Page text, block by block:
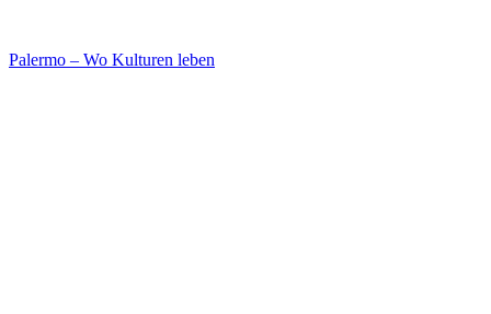
Palermo – Wo Kulturen leben